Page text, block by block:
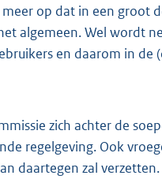
op dat in een groot
algemeen. Wel wordt
en daarom in de
zich achter de
regelgeving. Ook
daartegen zal verzetten.